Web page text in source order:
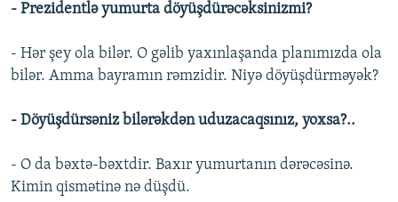
- Prezidentlə yumurta döyüşdürəcəksinizmi?
- Hər şey ola bilər. O gəlib yaxınlaşanda planımızda ola
bilər. Amma bayramın rəmzidir. Niyə döyüşdürməyək?
- Döyüşdürsəniz bilərəkdən uduzacaqsınız, yoxsa?..
- O da bəxtə-bəxtdir. Baxır yumurtanın dərəcəsinə.
Kimin qismətinə nə düşdü.